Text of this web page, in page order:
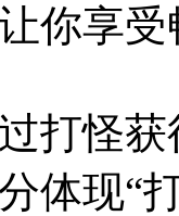
你享
打怪
体现“